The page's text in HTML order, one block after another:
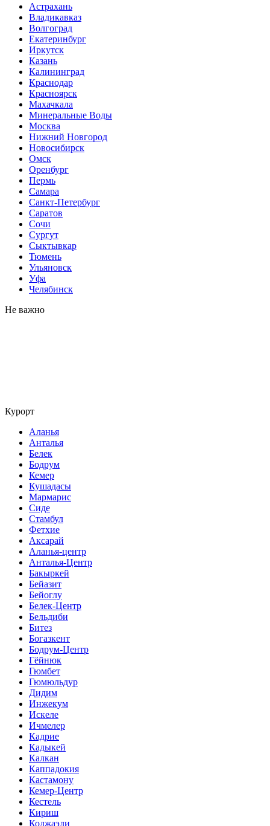
Астрахань
Владикавказ
Волгоград
Екатеринбург
Иркутск
Казань
Калининград
Краснодар
Красноярск
Махачкала
Минеральные Воды
Москва
Нижний Новгород
Новосибирск
Омск
Оренбург
Пермь
Самара
Санкт-Петербург
Саратов
Сочи
Сургут
Сыктывкар
Тюмень
Ульяновск
Уфа
Челябинск
Не важно
Курорт
Аланья
Анталья
Белек
Бодрум
Кемер
Кушадасы
Мармарис
Сиде
Стамбул
Фетхие
Аксарай
Аланья-центр
Анталья-Центр
Бакыркей
Бейазит
Бейоглу
Белек-Центр
Бельдиби
Битез
Богазкент
Бодрум-Центр
Гёйнюк
Гюмбет
Гюмюльдур
Дидим
Инжекум
Искеле
Ичмелер
Кадрие
Кадыкей
Калкан
Каппадокия
Кастамону
Кемер-Центр
Кестель
Кириш
Коджаэли